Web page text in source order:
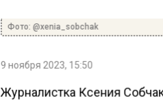
Фото: @xenia_sobchak
9 ноября 2023, 15:50
Журналистка Ксения